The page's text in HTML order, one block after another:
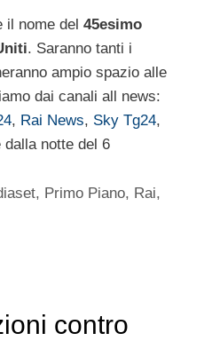
il nome del 45esimo
. Saranno tanti i
ampio spazio alle
dai canali all news:
, Rai News, Sky Tg24,
dalla notte del 6
, Primo Piano, Rai,
contro